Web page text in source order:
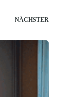
NÄCHSTER